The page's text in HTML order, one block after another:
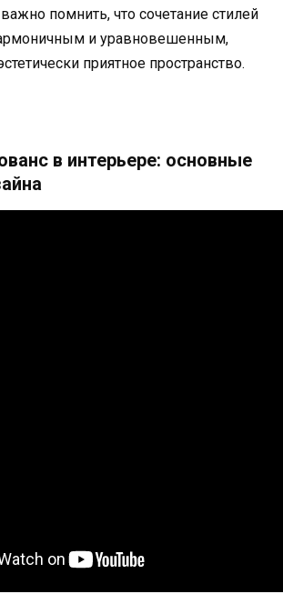
помнить, что сочетание стилей
и уравновешенным,
приятное пространство.
в интерьере: основные